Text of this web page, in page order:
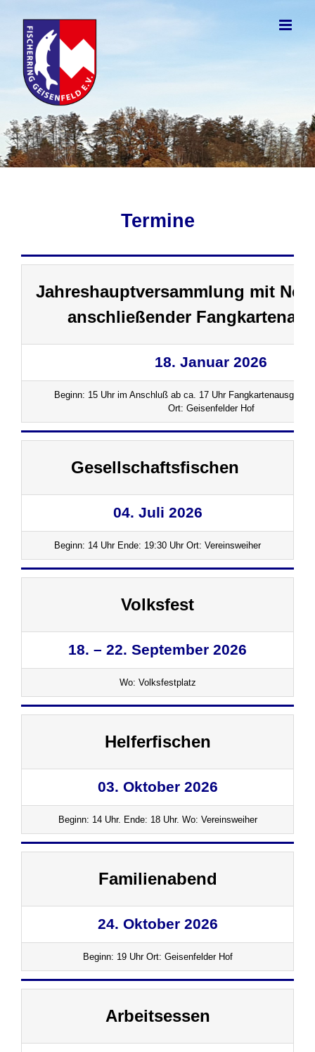
springen
Termine
Jahreshauptversammlung mit
anschließender
18. Januar 2026
Beginn: 15 Uhr im Anschluß ab ca. 17 Uhr Fangkartenausgabe.
Ort: Geisenfelder Hof
Gesellschaftsfischen
04. Juli 2026
Beginn: 14 Uhr Ende: 19:30 Uhr Ort: Vereinsweiher
Volksfest
18. – 22. September 2026
Wo: Volksfestplatz
Helferfischen
03. Oktober 2026
Beginn: 14 Uhr. Ende: 18 Uhr. Wo: Vereinsweiher
Familienabend
24. Oktober 2026
Beginn: 19 Uhr Ort: Geisenfelder Hof
Arbeitsessen